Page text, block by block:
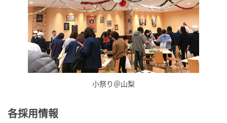
小祭り＠山梨
各採用情報